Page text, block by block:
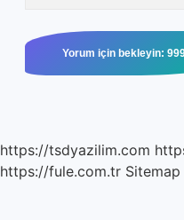
https://tsdyazilim.com
https://fule.com.tr Sitemap